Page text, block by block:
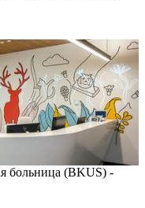
больница (BKUS) -